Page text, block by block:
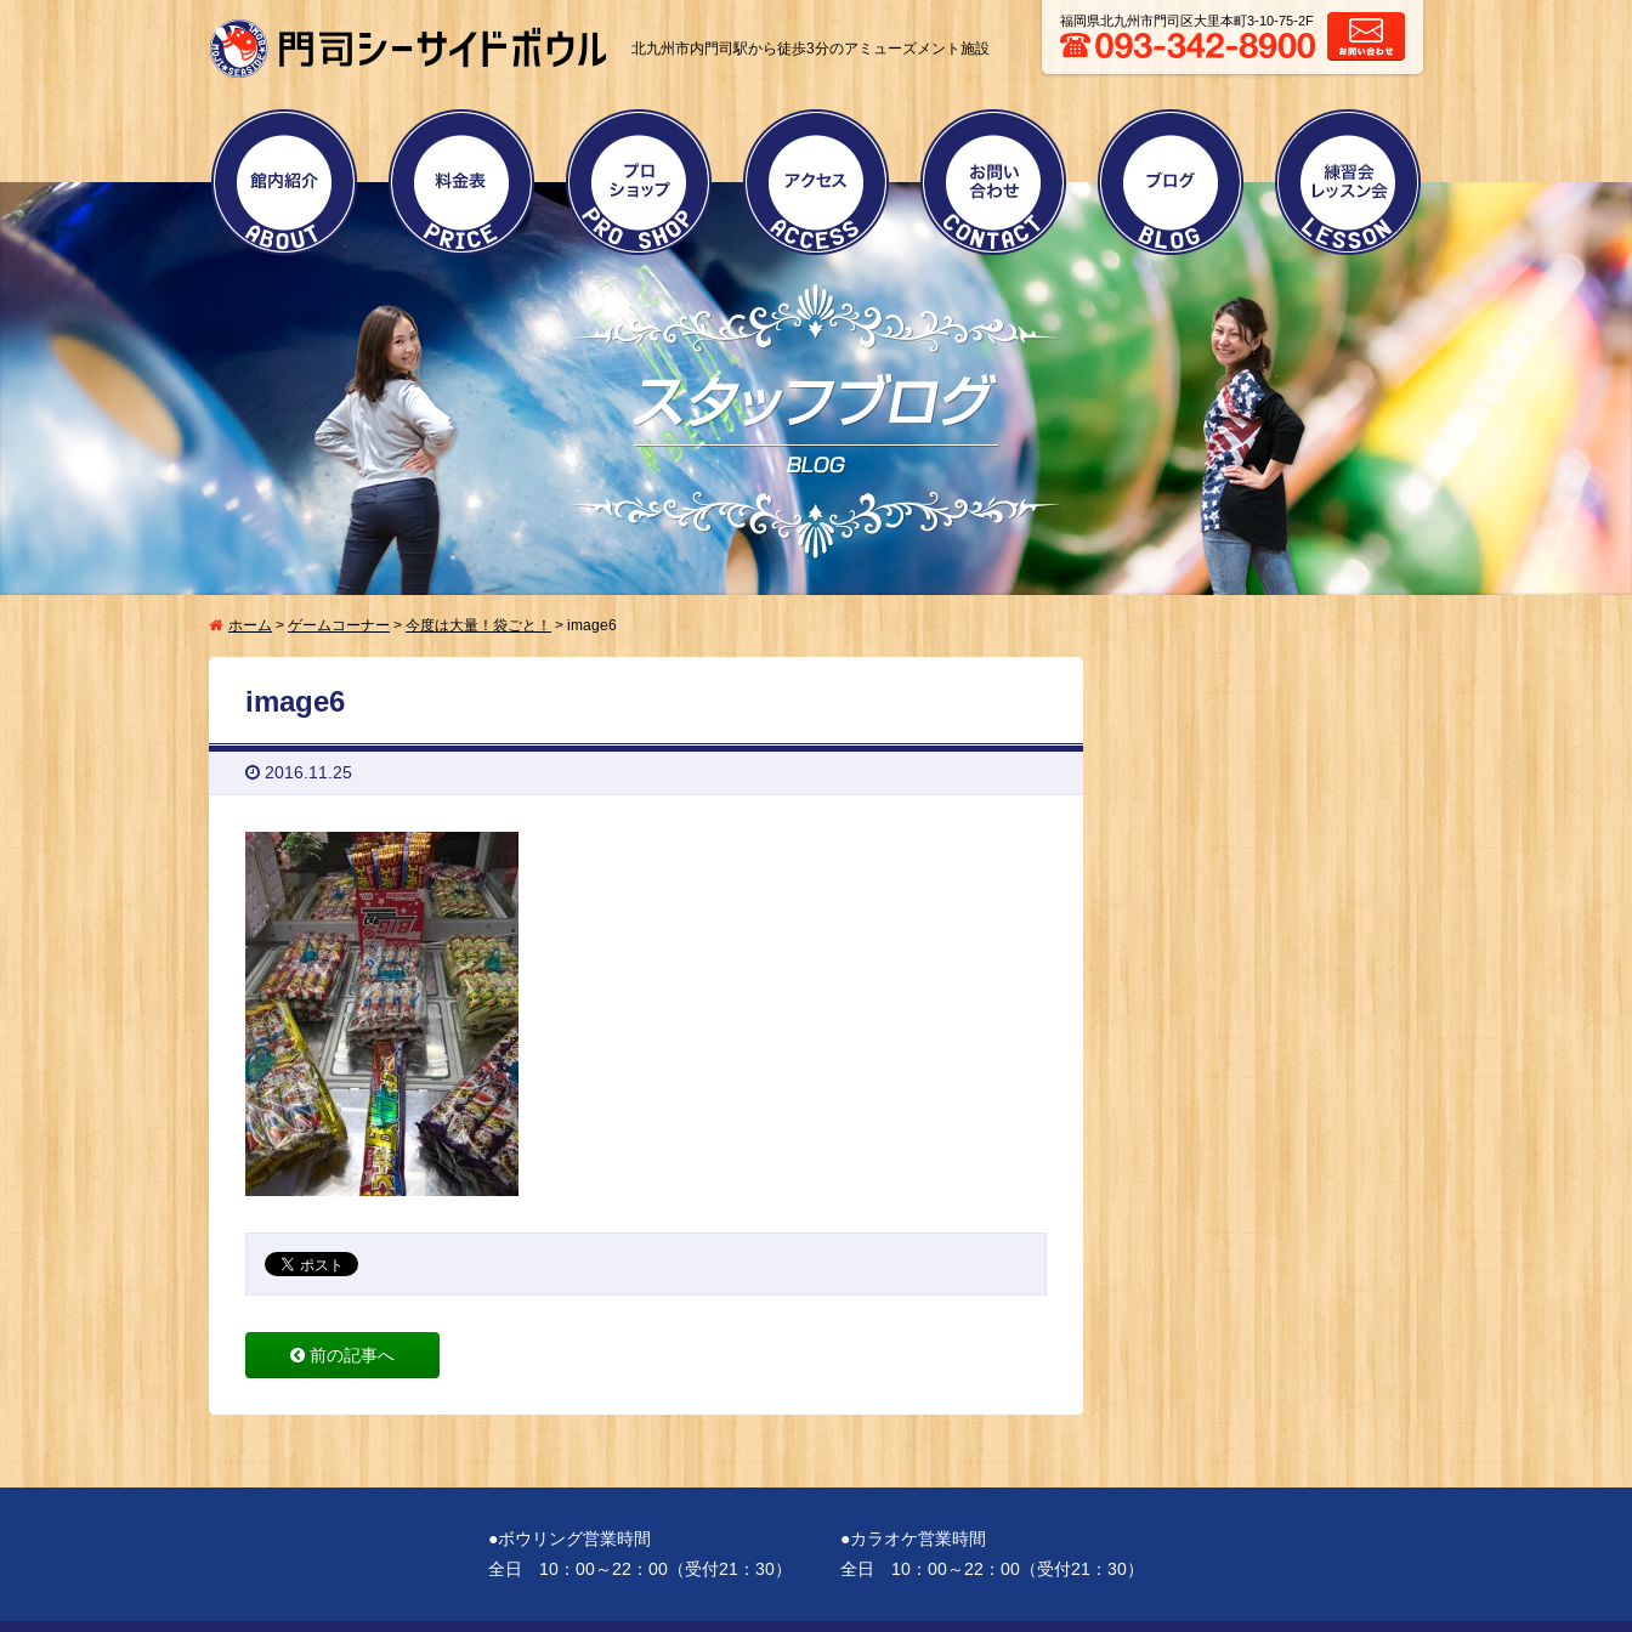
北九州市内門司駅から徒歩3分のアミューズメント施設
福岡県北九州市門司区大里本町3-10-75-2F
ホーム > ゲームコーナー > 今度は大量！袋ごと！ > image6
image6
2016.11.25
前の記事へ
●ボウリング営業時間
全日 10：00～22：00（受付21：30）
●カラオケ営業時間
全日 10：00～22：00（受付21：30）